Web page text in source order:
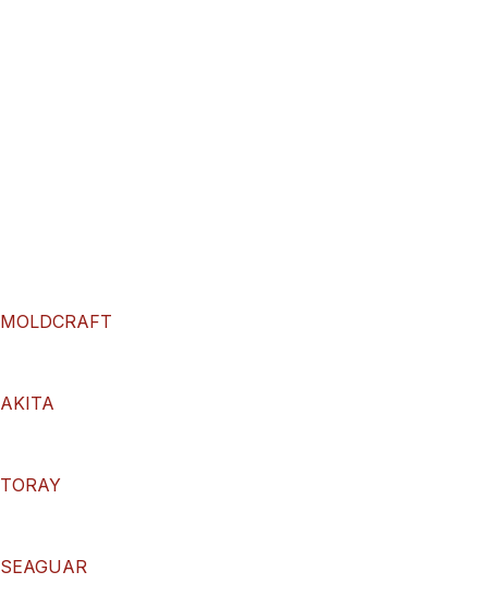
MOLDCRAFT
AKITA
TORAY
SEAGUAR